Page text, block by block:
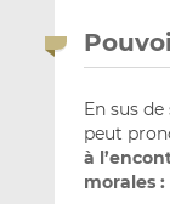
En sus de
peut
à
morales :